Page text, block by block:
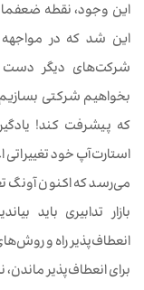
این وجود، نقطه
این شد که در مواجهه
شرکت‌های دیگر دست
بخواهیم شرکتی
که پیشرفت کند!
استارت‌آپ خود
می‌رسد که اکنون آونگ
بازار تدابیری باید
انعطاف‌پذیر راه و
برای انعطاف‌پذیر ماندن،